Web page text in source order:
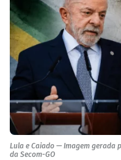
Lula e Caiado — Imagem gerada
da Secom-GO